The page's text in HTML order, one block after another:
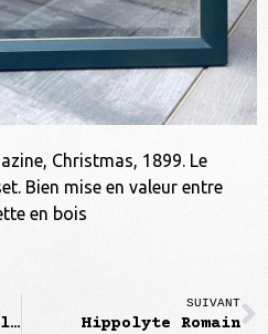
Christmas, 1899. Le
Bien mise en valeur entre
en bois
Gravures de Pierre Alechinsky
SUIVANT
Hippolyte Romain